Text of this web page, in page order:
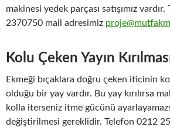
makinesi yedek parçası satışımız
2370750 mail adresimiz
Kolu Çeken Yayın
Ekmeği bıçaklara doğru çeken iticinin kol
olduğu bir yay vardır. Bu yay kırılırsa
kolla iterseniz itme gücünü
değiştirilmesi gereklidir. Telefon 0212